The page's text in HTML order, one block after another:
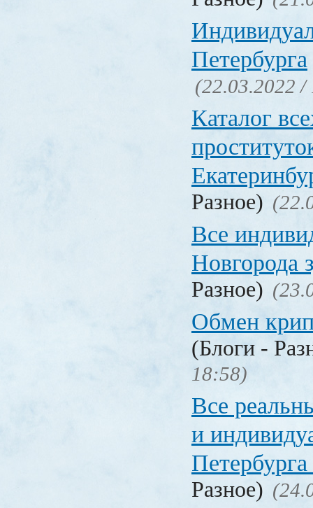
Петербурга
(22.03.2022 /
Каталог
Разное)
Все
Новгорода
Разное)
Обмен
(Блоги -
18:58)
Все
и
Петербурга
Разное)